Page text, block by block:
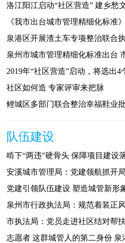
洛江阳江启动“社区营造” 建乡愁
泉港区开展渣土车专项整治联合
泉州市城市管理精细化标准出台
2019年“社区营造”启动，将选出4
社区如何造 专家评审来把脉
队伍建设
啃下“两违”硬骨头 保障项目建设
安溪城市管理局：党建领航抓开
党建引领队伍建设 塑造城管新形
泉州市行政执法局：规范着装正
市执法局：党员走进社区结对帮